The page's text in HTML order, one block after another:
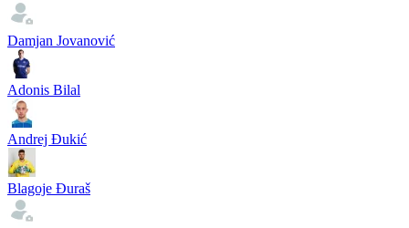
Damjan Jovanović
Adonis Bilal
Andrej Đukić
Blagoje Đuraš